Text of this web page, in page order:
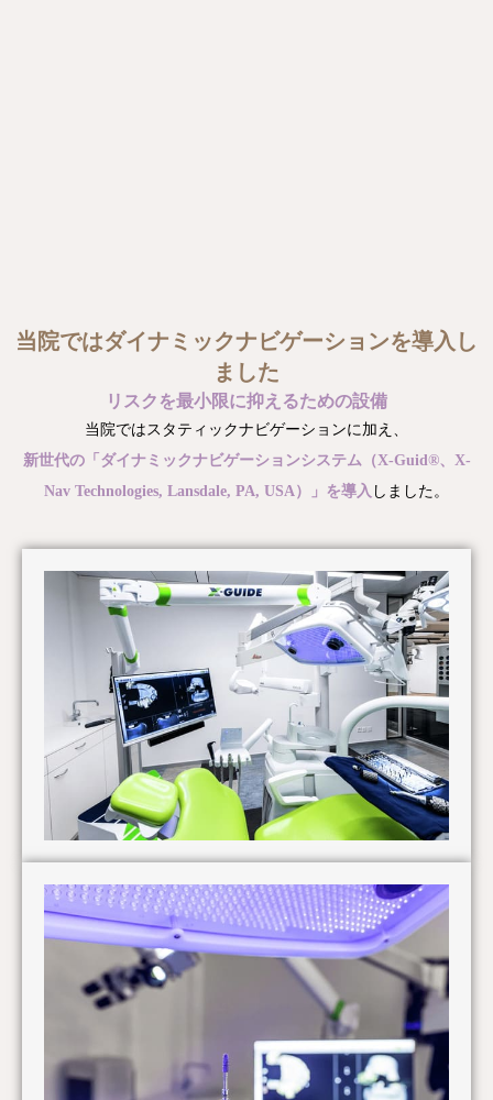
当院ではダイナミックナビゲーションを導入し
ました
リスクを最小限に抑えるための設備
当院ではスタティックナビゲーションに加え、
新世代の「ダイナミックナビゲーションシステム（X-Guid®︎、X-
Nav Technologies, Lansdale, PA, USA）」を導入 しました。